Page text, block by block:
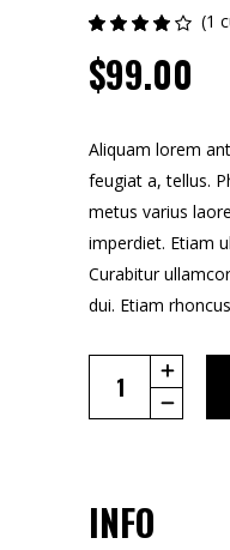
out of
5
based
1
rating
(1
$99.00
Aliquam lorem
feugiat a, tellus.
metus varius
imperdiet. Etiam
Curabitur
dui. Etiam
INFO